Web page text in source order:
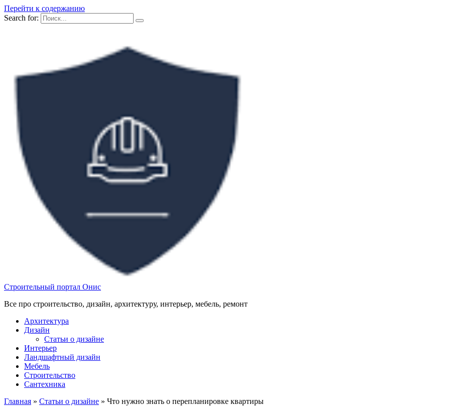
Перейти к содержанию
Search for:
Строительный портал Онис
Все про строительство, дизайн, архитектуру, интерьер, мебель, ремонт
Архитектура
Дизайн
Статьи о дизайне
Интерьер
Ландшафтный дизайн
Мебель
Строительство
Сантехника
Главная » Статьи о дизайне » Что нужно знать о перепланировке квартиры